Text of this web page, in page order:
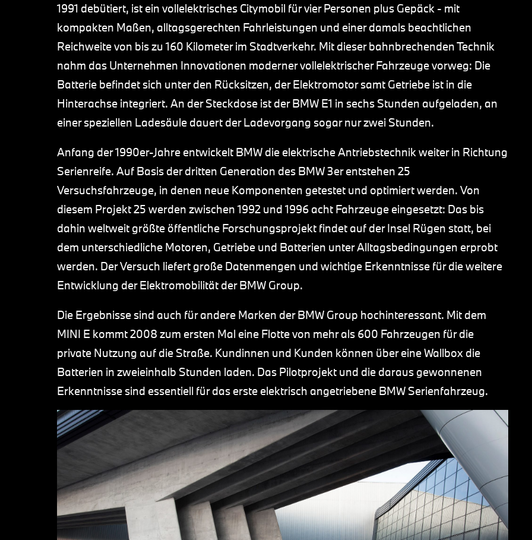
1991 debütiert, ist ein vollelektrisches Citymobil für vier Personen plus Gepäck - mit
kompakten Maßen, alltagsgerechten Fahrleistungen und einer damals beachtlichen
Reichweite von bis zu 160 Kilometer im Stadtverkehr. Mit dieser bahnbrechenden Technik
nahm das Unternehmen Innovationen moderner vollelektrischer Fahrzeuge vorweg: Die
Batterie befindet sich unter den Rücksitzen, der Elektromotor samt Getriebe ist in die
Hinterachse integriert. An der Steckdose ist der BMW E1 in sechs Stunden aufgeladen, an
einer speziellen Ladesäule dauert der Ladevorgang sogar nur zwei Stunden.
Anfang der 1990er-Jahre entwickelt BMW die elektrische Antriebstechnik weiter in Richtung
Serienreife. Auf Basis der dritten Generation des BMW 3er entstehen 25
Versuchsfahrzeuge, in denen neue Komponenten getestet und optimiert werden. Von
diesem Projekt 25 werden zwischen 1992 und 1996 acht Fahrzeuge eingesetzt: Das bis
dahin weltweit größte öffentliche Forschungsprojekt findet auf der Insel Rügen statt, bei
dem unterschiedliche Motoren, Getriebe und Batterien unter Alltagsbedingungen erprobt
werden. Der Versuch liefert große Datenmengen und wichtige Erkenntnisse für die weitere
Entwicklung der Elektromobilität der BMW Group.
Die Ergebnisse sind auch für andere Marken der BMW Group hochinteressant. Mit dem
MINI E kommt 2008 zum ersten Mal eine Flotte von mehr als 600 Fahrzeugen für die
private Nutzung auf die Straße. Kundinnen und Kunden können über eine Wallbox die
Batterien in zweieinhalb Stunden laden. Das Pilotprojekt und die daraus gewonnenen
Erkenntnisse sind essentiell für das erste elektrisch angetriebene BMW Serienfahrzeug.